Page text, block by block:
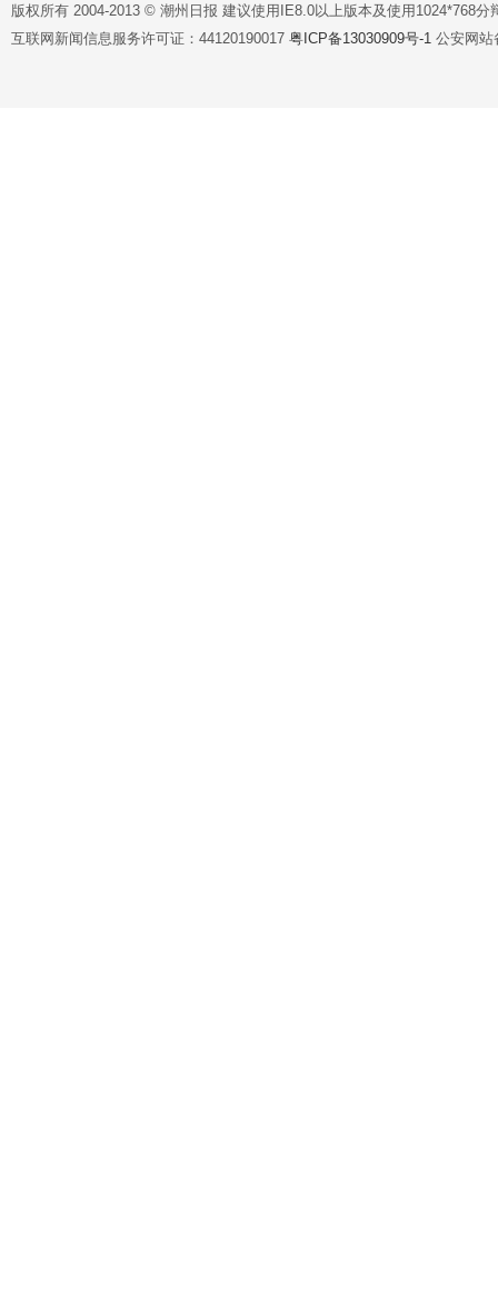
版权所有 2004-2013 © 潮州日报 建议使用IE8.0以上版本及使用1024*768分
互联网新闻信息服务许可证：44120190017 粤ICP备13030909号-1 公安网站